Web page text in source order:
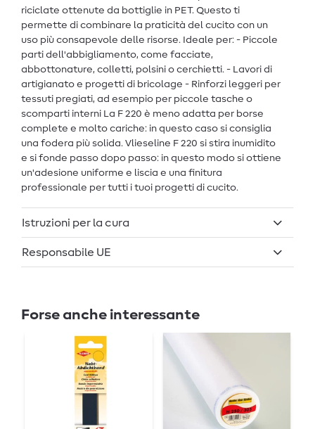
riciclate ottenute da bottiglie in PET. Questo ti
permette di combinare la praticità del cucito con un
uso più consapevole delle risorse. Ideale per: - Piccole
parti dell'abbigliamento, come facciate,
abbottonature, colletti, polsini o cerchietti. - Lavori di
artigianato e progetti di bricolage - Rinforzi leggeri per
tessuti pregiati, ad esempio per piccole tasche o
scomparti interni La F 220 è meno adatta per borse
complete e molto cariche: in questo caso si consiglia
una fodera più solida. Vlieseline F 220 si stira inumidito
e si fonde passo dopo passo: in questo modo si ottiene
un'adesione uniforme e liscia e una finitura
professionale per tutti i tuoi progetti di cucito.
Istruzioni per la cura
Responsabile UE
Forse anche interessante